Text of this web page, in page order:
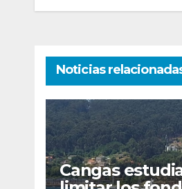
Noticias
Cangas